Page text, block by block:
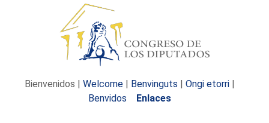
Bienvenidos | Welcome | Benvinguts | Ongi etorri |
Benvidos
Enlaces